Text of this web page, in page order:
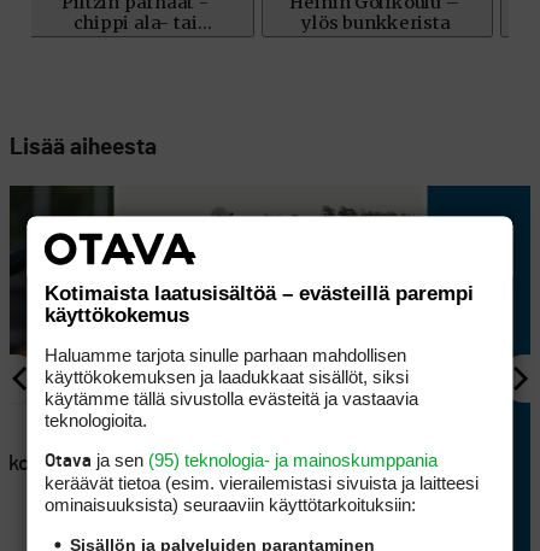
Lisää aiheesta
AJANKOHTAISTA
sunnuntaina hyvin
erikoisessa golftriathlonissa
Kotimaista laatusisältöä – evästeillä parempi
käyttökokemus
Haluamme tarjota sinulle parhaan mahdollisen
käyttökokemuksen ja laadukkaat sisällöt, siksi
käytämme tällä sivustolla evästeitä ja vastaavia
teknologioita.
Otava ja sen (95) teknologia- ja mainoskumppania
keräävät tietoa (esim. vierailemis­tasi sivuista ja laitteesi
ominaisuuk­sista) seuraaviin käyttötarkoituksiin:
Sisällön ja palveluiden parantaminen